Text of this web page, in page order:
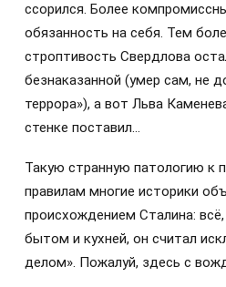
ссорился. Более
обязанность на себя. Тем
строптивость Свердлова
безнаказанной (умер сам, не
террора»), а вот Льва
стенке поставил…
Такую странную патологию к
правилам многие историки
происхождением Сталина:
бытом и кухней, он считал
делом». Пожалуй, здесь с